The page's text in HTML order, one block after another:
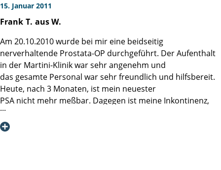
15. Januar 2011
Frank T. aus W.
Am 20.10.2010 wurde bei mir eine beidseitig
nerverhaltende Prostata-OP durchgeführt. Der Aufenthalt
in der Martini-Klinik war sehr angenehm und
das gesamte Personal war sehr freundlich und hilfsbereit.
Heute, nach 3 Monaten, ist mein neuester
PSA nicht mehr meßbar. Dagegen ist meine Inkontinenz,
auch nach einer 3-wöchigen Reha,leider noch recht hoch.